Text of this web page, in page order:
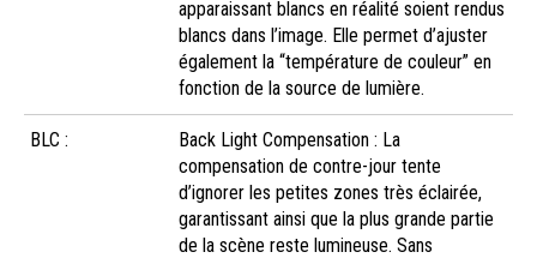
apparaissant blancs en réalité soient rendus
blancs dans l’image. Elle permet d’ajuster
également la “température de couleur” en
fonction de la source de lumière.
BLC :
Back Light Compensation : La
compensation de contre-jour tente
d’ignorer les petites zones très éclairée,
garantissant ainsi que la plus grande partie
de la scène reste lumineuse. Sans